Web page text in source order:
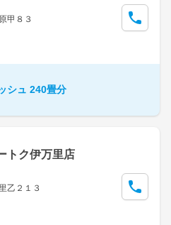
甲８３
シュ 240畳分
トク伊万里店
乙２１３